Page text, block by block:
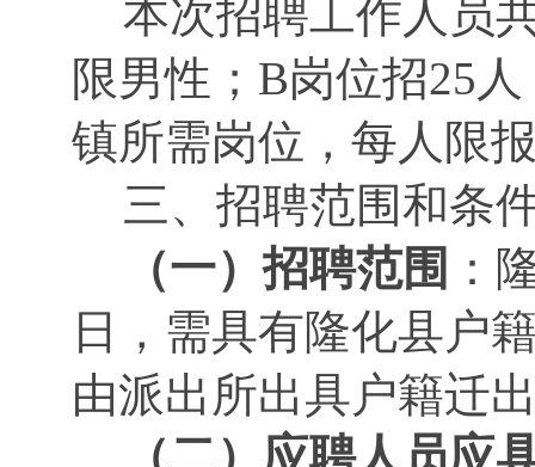
本次招聘工作人员
限男性；B岗位招25
镇所需岗位，每人限
三、招聘范围和条
（一）招聘范围 ：
日，需具有隆化县户
由派出所出具户籍迁
（二）应聘人员应